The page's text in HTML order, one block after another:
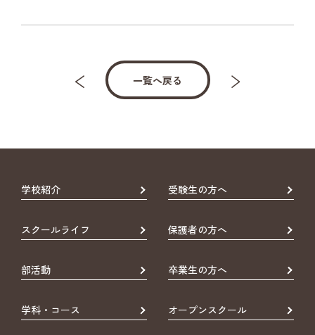
一覧へ戻る
学校紹介 受験生の方へ
スクールライフ 保護者の方へ
部活動 卒業生の方へ
学科・コース オープンスクール